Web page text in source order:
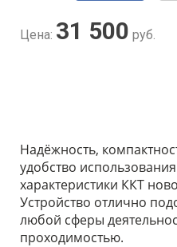
Цена: 31 500 руб.
Надёжность,
удобство
характеристики ККТ
Устройство отлично
любой сферы
проходимостью.